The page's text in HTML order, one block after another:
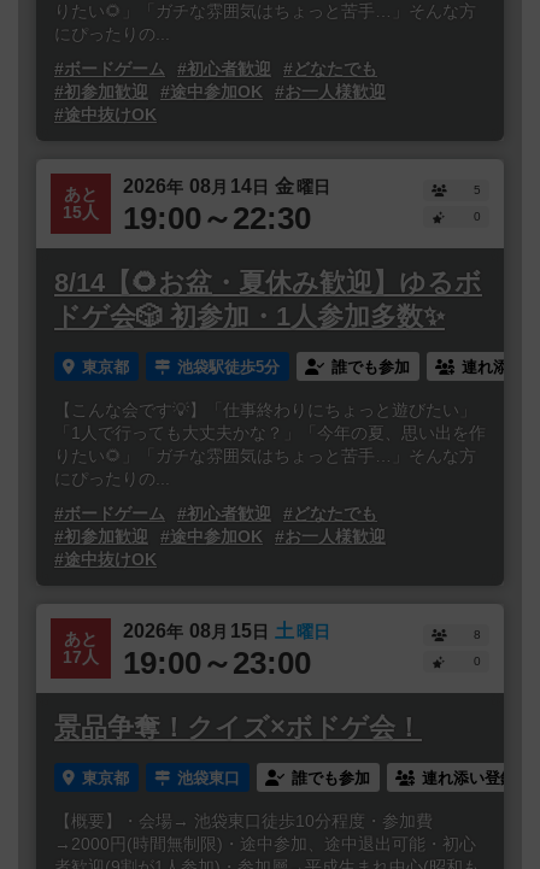
りたい🌻」「ガチな雰囲気はちょっと苦手…」そんな方
にぴったりの...
#ボードゲーム
#初心者歓迎
#どなたでも
#初参加歓迎
#途中参加OK
#お一人様歓迎
#途中抜けOK
あと
15人
2026年 08 月 14日 金曜日
19:00～22:30
5
0
8/14【🌻お盆・夏休み歓迎】ゆるボ
ドゲ会🎲 初参加・1人参加多数✨
東京都 池袋駅徒歩5分 誰でも参加 連れ添い
【こんな会です💡】「仕事終わりにちょっと遊びたい」
「1人で行っても大丈夫かな？」「今年の夏、思い出を作
りたい🌻」「ガチな雰囲気はちょっと苦手…」そんな方
にぴったりの...
#ボードゲーム
#初心者歓迎
#どなたでも
#初参加歓迎
#途中参加OK
#お一人様歓迎
#途中抜けOK
あと
17人
2026年 08 月 15日 土曜日
19:00～23:00
8
0
景品争奪！クイズ×ボドゲ会！
東京都 池袋東口 誰でも参加 連れ添い登録
【概要】・会場→ 池袋東口徒歩10分程度・参加費
→2000円(時間無制限)・途中参加、途中退出可能・初心